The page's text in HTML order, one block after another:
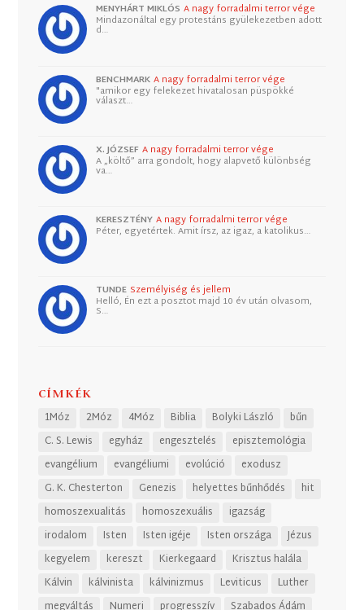
MENYHÁRT MIKLÓS A nagy forradalmi terror vége
Mindazonáltal egy protestáns gyülekezetben adott
d…
BENCHMARK A nagy forradalmi terror vége
"amikor egy felekezet hivatalosan püspökké
választ…
X. JÓZSEF A nagy forradalmi terror vége
A „költő” arra gondolt, hogy alapvető különbség
va…
KERESZTÉNY A nagy forradalmi terror vége
Péter, egyetértek. Amit írsz, az igaz, a katolikus…
TUNDE Személyiség és jellem
Helló, Én ezt a posztot majd 10 év után olvasom,
S…
CÍMKÉK
1Móz 2Móz 4Móz Biblia Bolyki László
bűn
C. S. Lewis
egyház engesztelés
episztemológia
evangélium
evangéliumi evolúció
exodusz
G. K. Chesterton
Genezis helyettes bűnhődés
hit
homoszexualitás
homoszexuális
igazság
irodalom
Isten Isten igéje Isten országa
Jézus
kegyelem
kereszt Kierkegaard
Krisztus halála
Kálvin
kálvinista kálvinizmus Leviticus
Luther